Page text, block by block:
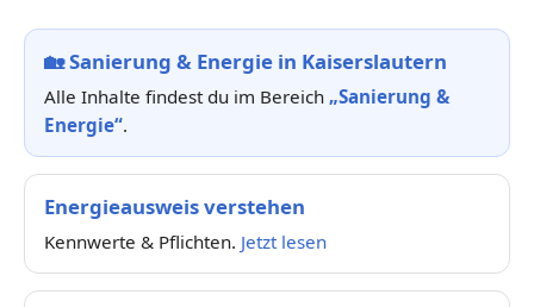
🏡Sanierung & Energie in Kaiserslautern
Alle Inhalte findest du im Bereich „Sanierung &
Energie“.
Energieausweis verstehen
Kennwerte & Pflichten. Jetzt lesen